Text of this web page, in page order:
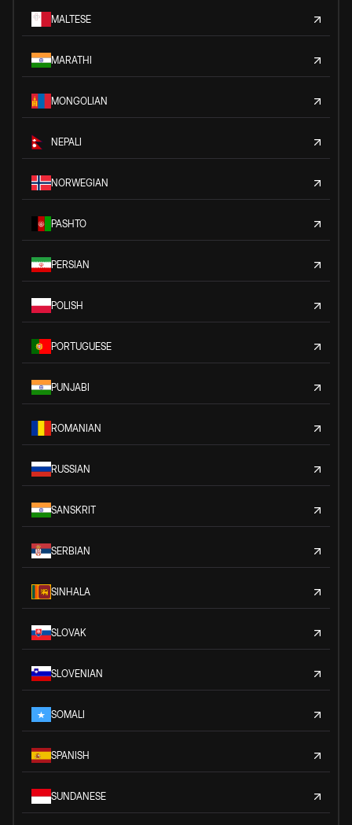
MALTESE
MARATHI
MONGOLIAN
NEPALI
NORWEGIAN
PASHTO
PERSIAN
POLISH
PORTUGUESE
PUNJABI
ROMANIAN
RUSSIAN
SANSKRIT
SERBIAN
SINHALA
SLOVAK
SLOVENIAN
SOMALI
SPANISH
SUNDANESE